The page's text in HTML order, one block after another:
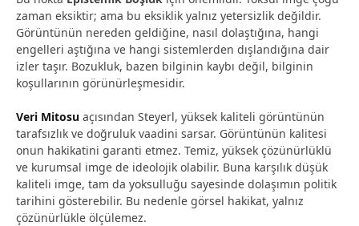
zaman eksiktir; ama bu eksiklik yalnız yetersizlik değildir.
Görüntünün nereden geldiğine, nasıl dolaştığına, hangi
engelleri aştığına ve hangi sistemlerden dışlandığına dair
izler taşır. Bozukluk, bazen bilginin kaybı değil, bilginin
koşullarının görünürleşmesidir.
Veri Mitosu açısından Steyerl, yüksek kaliteli görüntünün
tarafsızlık ve doğruluk vaadini sarsar. Görüntünün kalitesi
onun hakikatini garanti etmez. Temiz, yüksek çözünürlüklü
ve kurumsal imge de ideolojik olabilir. Buna karşılık düşük
kaliteli imge, tam da yoksulluğu sayesinde dolaşımın politik
tarihini gösterebilir. Bu nedenle görsel hakikat, yalnız
çözünürlükle ölçülemez.